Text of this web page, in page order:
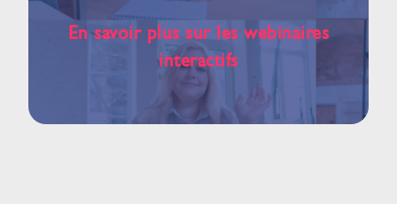
En savoir plus sur les webinaires
interactifs